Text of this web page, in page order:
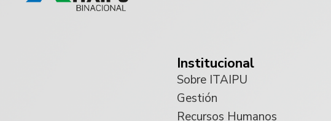
Institucional
Sobre ITAIPU
Gestión
Recursos Humanos